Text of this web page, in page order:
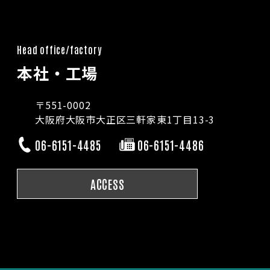
Head office/factory
本社・工場
〒551-0002
大阪府大阪市大正区三軒家東1丁目13-3
06-6151-4485 06-6151-4486
ACCESS